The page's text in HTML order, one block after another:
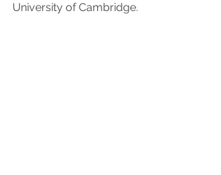
University of Cambridge.